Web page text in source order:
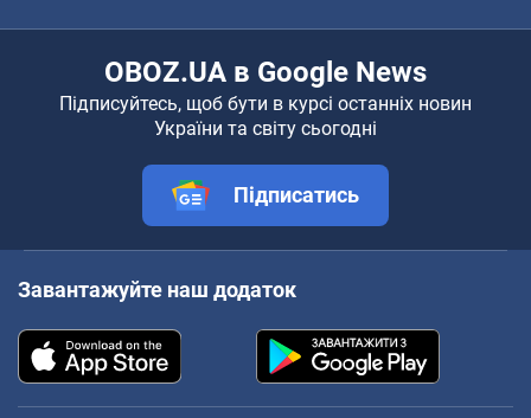
OBOZ.UA в Google News
Підписуйтесь, щоб бути в курсі останніх новин
України та світу сьогодні
Підписатись
Завантажуйте наш додаток